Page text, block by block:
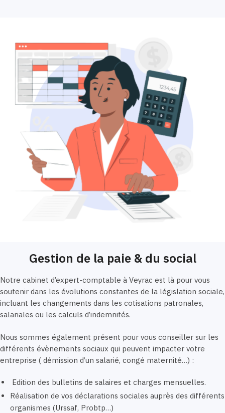
Gestion de la paie & du social
Notre cabinet d’expert-comptable à Veyrac est là pour vous
soutenir dans les évolutions constantes de la législation sociale,
incluant les changements dans les cotisations patronales,
salariales ou les calculs d’indemnités.
Nous sommes également présent pour vous conseiller sur les
différents évènements sociaux qui peuvent impacter votre
entreprise ( démission d’un salarié, congé maternité…) :
Edition des bulletins de salaires et charges mensuelles.
Réalisation de vos déclarations sociales auprès des différents
organismes (Urssaf, Probtp…)